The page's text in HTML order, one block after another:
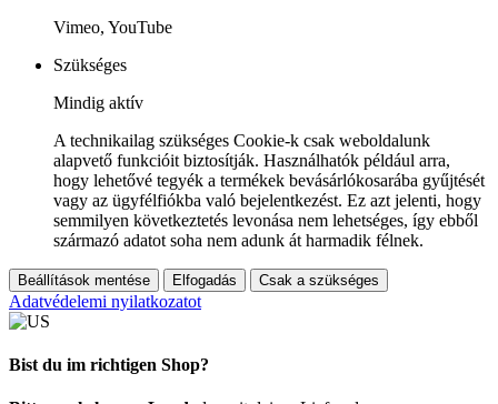
Vimeo, YouTube
Szükséges
Mindig aktív
A technikailag szükséges Cookie-k csak weboldalunk
alapvető funkcióit biztosítják. Használhatók például arra,
hogy lehetővé tegyék a termékek bevásárlókosarába gyűjtését
vagy az ügyfélfiókba való bejelentkezést. Ez azt jelenti, hogy
semmilyen következtetés levonása nem lehetséges, így ebből
származó adatot soha nem adunk át harmadik félnek.
Beállítások mentése Elfogadás Csak a szükséges
Adatvédelemi nyilatkozatot
Bist du im richtigen Shop?